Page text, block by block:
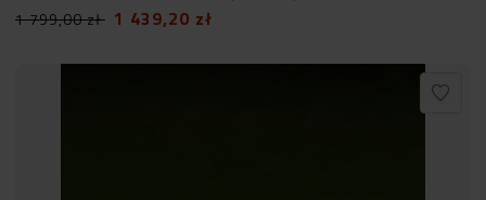
1 799,00zł 1 439,20 zł